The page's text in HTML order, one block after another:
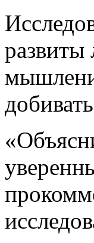
развиты